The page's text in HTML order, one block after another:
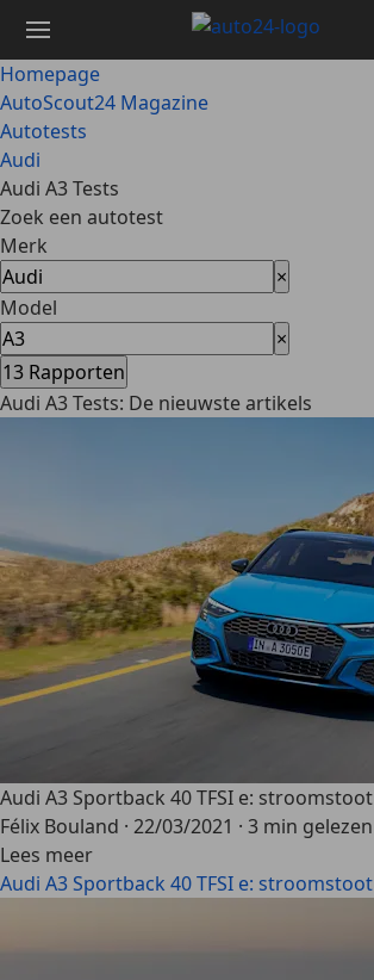
naar
hoofdinhoud
Homepage
AutoScout24 Magazine
Autotests
Audi
Audi A3 Tests
Zoek een autotest
Merk
×
Model
×
13 Rapporten
Audi A3 Tests: De nieuwste artikels
Audi A3 Sportback 40 TFSI e: stroomstoot
Félix Bouland · 22/03/2021 · 3 min gelezen
Lees meer
Audi A3 Sportback 40 TFSI e: stroomstoot